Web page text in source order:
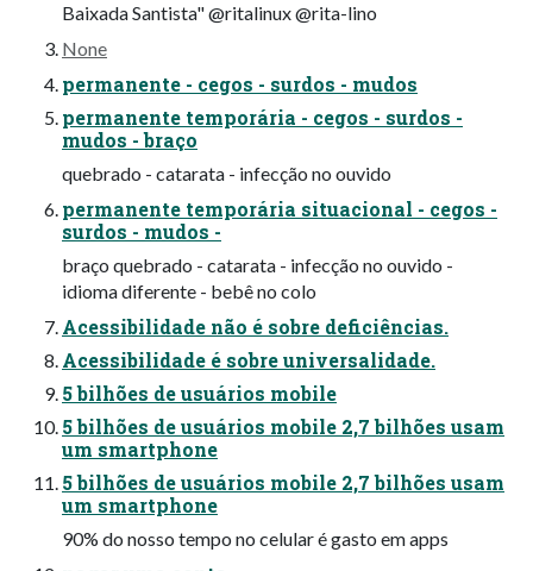
Baixada Santista" @ritalinux @rita-lino
None
permanente - cegos - surdos - mudos
permanente temporária - cegos - surdos -
mudos - braço
quebrado - catarata - infecção no ouvido
permanente temporária situacional - cegos -
surdos - mudos -
braço quebrado - catarata - infecção no ouvido -
idioma diferente - bebê no colo
Acessibilidade não é sobre deficiências.
Acessibilidade é sobre universalidade.
5 bilhões de usuários mobile
5 bilhões de usuários mobile 2,7 bilhões usam
um smartphone
5 bilhões de usuários mobile 2,7 bilhões usam
um smartphone
90% do nosso tempo no celular é gasto em apps